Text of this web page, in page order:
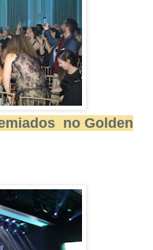
no Golden